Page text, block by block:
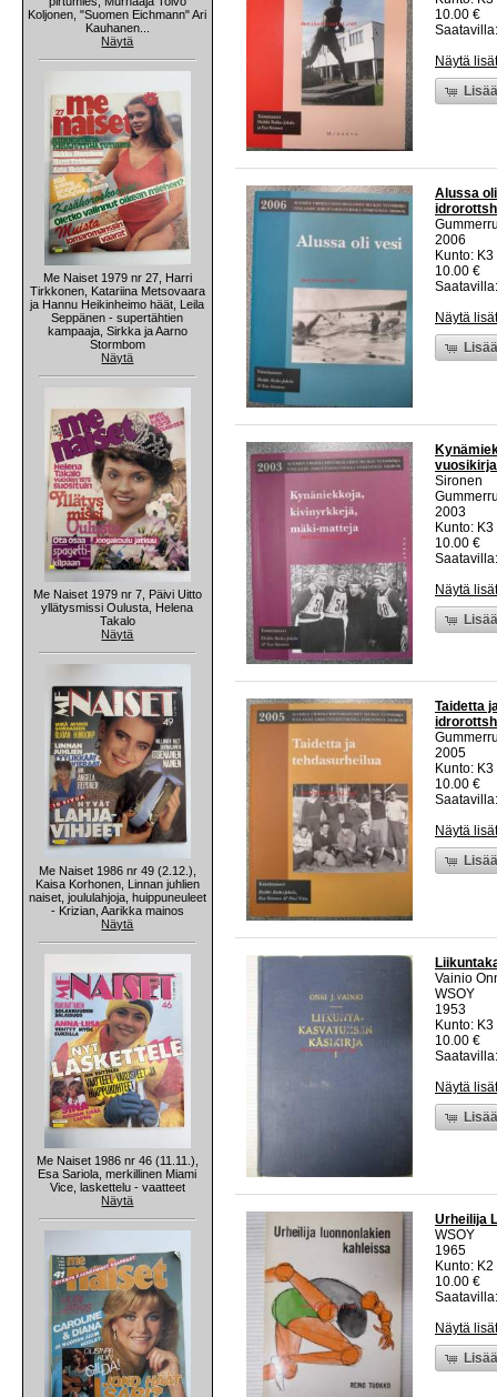
Koljonen, "Suomen Eichmann" Ari
Kauhanen...
Näytä
Me Naiset 1979 nr 27, Harri
Tirkkonen, Katariina Metsovaara
ja Hannu Heikinheimo häät, Leila
Seppänen - supertähtien
kampaaja, Sirkka ja Aarno
Stormbom
Näytä
Me Naiset 1979 nr 7, Päivi Uitto
yllätysmissi Oulusta, Helena
Takalo
Näytä
Me Naiset 1986 nr 49 (2.12.),
Kaisa Korhonen, Linnan juhlien
naiset, joululahjoja, huippuneuleet
- Krizian, Aarikka mainos
Näytä
Me Naiset 1986 nr 46 (11.11.),
Esa Sariola, merkillinen Miami
Vice, laskettelu - vaatteet
Näytä
10.00 €
Näytä
Alussa
2006
Kunto:
10.00 €
Näytä
Sironen
2003
Kunto:
10.00 €
Näytä
Taidetta
2005
Kunto:
10.00 €
Näytä
Vainio
WSOY
1953
Kunto:
10.00 €
Näytä
Urheilija
WSOY
1965
Kunto:
10.00 €
Näytä